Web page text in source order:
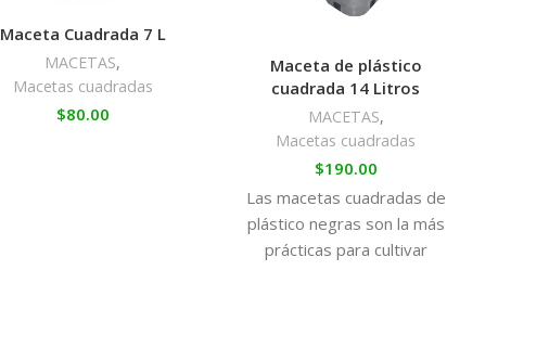
Maceta Cuadrada 7 L
MACETAS,
Macetas cuadradas
$80.00
Maceta de plástico
cuadrada 14 Litros
MACETAS,
Macetas cuadradas
$190.00
Las macetas cuadradas de
plástico negras son la más
prácticas para cultivar